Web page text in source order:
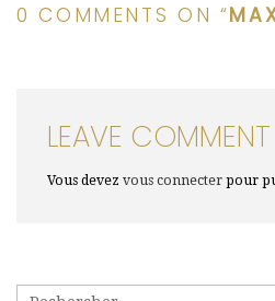
0 COMMENTS ON “
LEAVE COMMENT
Vous devez vous connecter pour